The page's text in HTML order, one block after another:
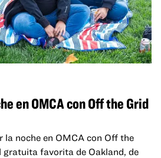
en OMCA con Off the Grid
la noche en OMCA con Off the
gratuita favorita de Oakland, de